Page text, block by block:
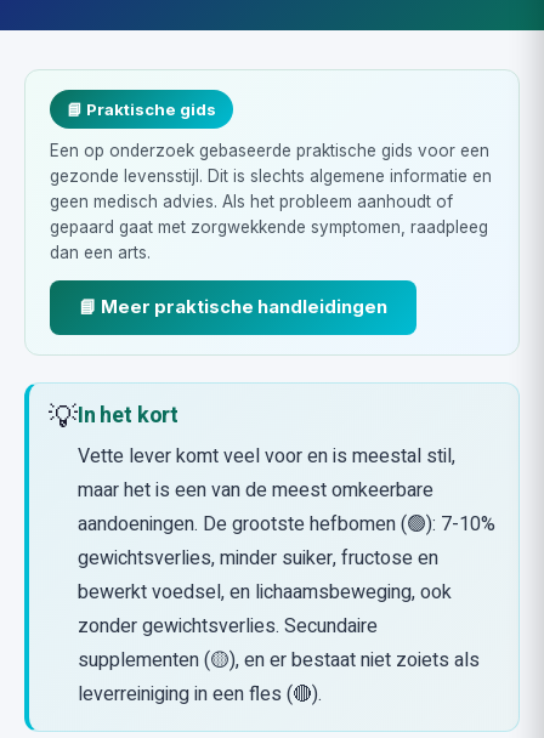
📘 Praktische gids
Een op onderzoek gebaseerde praktische gids voor een
gezonde levensstijl. Dit is slechts algemene informatie en
geen medisch advies. Als het probleem aanhoudt of
gepaard gaat met zorgwekkende symptomen, raadpleeg
dan een arts.
📘 Meer praktische handleidingen
💡In het kort
Vette lever komt veel voor en is meestal stil,
maar het is een van de meest omkeerbare
aandoeningen. De grootste hefbomen (🟢): 7-10%
gewichtsverlies, minder suiker, fructose en
bewerkt voedsel, en lichaamsbeweging, ook
zonder gewichtsverlies. Secundaire
supplementen (🟡), en er bestaat niet zoiets als
leverreiniging in een fles (🔴).